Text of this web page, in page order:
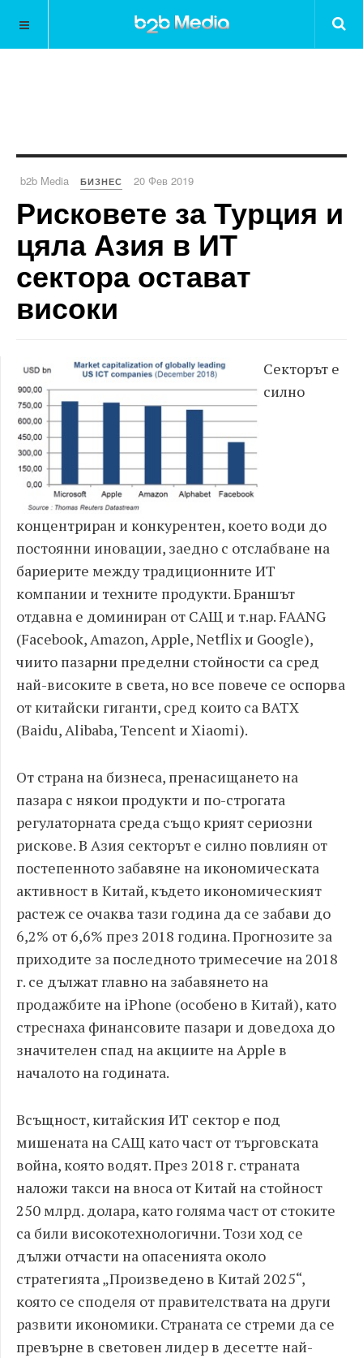
b2b Media БИЗНЕС 20 Фев 2019
Рисковете за Турция и
цяла Азия в ИТ
сектора остават
високи
Секторът е
силно
концентриран и конкурентен, което води до
постоянни иновации, заедно с отслабване на
бариерите между традиционните ИТ
компании и техните продукти. Браншът
отдавна е доминиран от САЩ и т.нар. FAANG
(Facebook, Amazon, Apple, Netflix и Google),
чиито пазарни пределни стойности са сред
най-високите в света, но все повече се оспорва
от китайски гиганти, сред които са BATX
(Baidu, Alibaba, Tencent и Xiaomi).
От страна на бизнеса, пренасищането на
пазара с някои продукти и по-строгата
регулаторната среда също крият сериозни
рискове. В Азия секторът е силно повлиян от
постепенното забавяне на икономическата
активност в Китай, където икономическият
растеж се очаква тази година да се забави до
6,2% от 6,6% през 2018 година. Прогнозите за
приходите за последното тримесечие на 2018
г. се дължат главно на забавянето на
продажбите на iPhone (особено в Китай), като
стреснаха финансовите пазари и доведоха до
значителен спад на акциите на Apple в
началото на годината.
Всъщност, китайския ИТ сектор е под
мишената на САЩ като част от търговската
война, която водят. През 2018 г. страната
наложи такси на вноса от Китай на стойност
250 млрд. долара, като голяма част от стоките
са били високотехнологични. Този ход се
дължи отчасти на опасенията около
стратегията „Произведено в Китай 2025“,
която се споделя от правителствата на други
развити икономики. Страната се стреми да се
превърне в световен лидер в десетте най-